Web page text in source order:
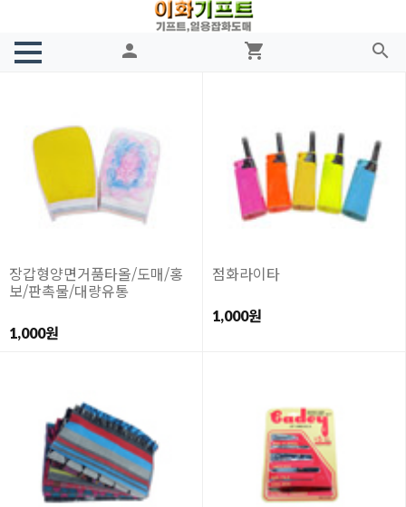
person shopping_cart search
장갑형양면거품타올/도매/홍
보/판촉물/대량유통
1,000원
점화라이타
1,000원